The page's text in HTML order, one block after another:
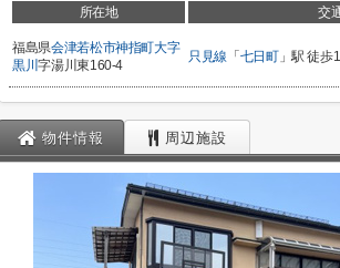
所在地 交
福島県会津若松市神指町大字
黒川字湯川東160-4
只見線 「 七日町」駅 徒歩
物件情報 周辺施設